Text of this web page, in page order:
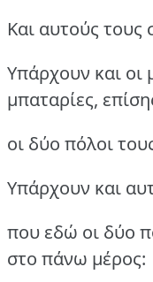
Και αυτούς τους
Υπάρχουν και οι
μπαταρίες,
οι δύο πόλοι
Υπάρχουν και
που εδώ οι δύο
στο πάνω μέρος: